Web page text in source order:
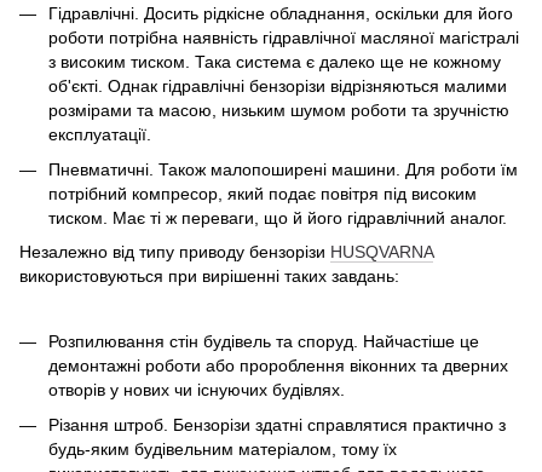
Гідравлічні. Досить рідкісне обладнання, оскільки для його
роботи потрібна наявність гідравлічної масляної магістралі
з високим тиском. Така система є далеко ще не кожному
об'єкті. Однак гідравлічні бензорізи відрізняються малими
розмірами та масою, низьким шумом роботи та зручністю
експлуатації.
Пневматичні. Також малопоширені машини. Для роботи їм
потрібний компресор, який подає повітря під високим
тиском. Має ті ж переваги, що й його гідравлічний аналог.
Незалежно від типу приводу бензорізи HUSQVARNA
використовуються при вирішенні таких завдань:
Розпилювання стін будівель та споруд. Найчастіше це
демонтажні роботи або пророблення віконних та дверних
отворів у нових чи існуючих будівлях.
Різання штроб. Бензорізи здатні справлятися практично з
будь-яким будівельним матеріалом, тому їх